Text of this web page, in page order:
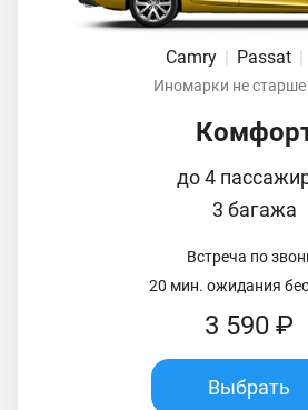
Camry Passat
Иномарки не старше
до 4
3 багажа
Встреча по
20 мин. ожидания
3 590 ₽
Выбрать